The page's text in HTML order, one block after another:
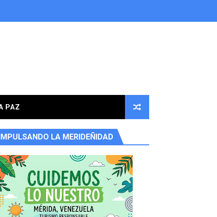
en la parroquia Osuna Rodríguez
PAZ
IMPULSANDO LA MERIDEÑIDAD